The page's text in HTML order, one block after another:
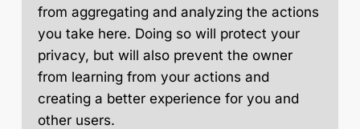
from aggregating and analyzing the actions
you take here. Doing so will protect your
privacy, but will also prevent the owner
from learning from your actions and
creating a better experience for you and
other users.